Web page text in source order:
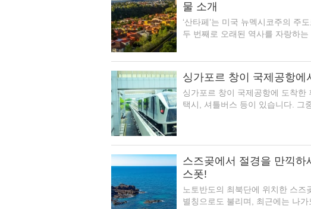
물 소개
‘산타페’는 미국 뉴멕시코주의 주
두 번째로 오래된 역사를 자랑하는
싱가포르 창이 국제공항에
싱가포르 창이 국제공항에 도착한
택시, 셔틀버스 등이 있습니다. 그
스즈곶에서 절경을 만끽하
스폿!
노토반도의 최북단에 위치한 스즈
별칭으로도 불리며, 최근에는 나